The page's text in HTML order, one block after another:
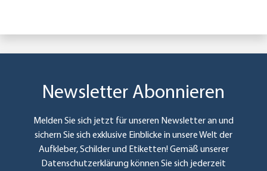
Newsletter Abonnieren
Melden Sie sich jetzt für unseren Newsletter an und
sichern Sie sich exklusive Einblicke in unsere Welt der
Aufkleber, Schilder und Etiketten! Gemäß unserer
Datenschutzerklärungkönnen Sie sich jederzeit